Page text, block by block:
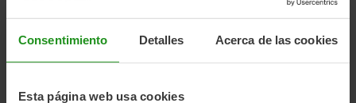
Consentimiento Detalles Acerca de las cookies
Esta página web usa cookies
almacenarla en espacios reducidos o llevarla en
ascensores y trenes. Aunque sus ruedas son más
pequeñas, están diseñadas para ofrecer un rendimiento
eficiente en recorridos urbanos cortos.